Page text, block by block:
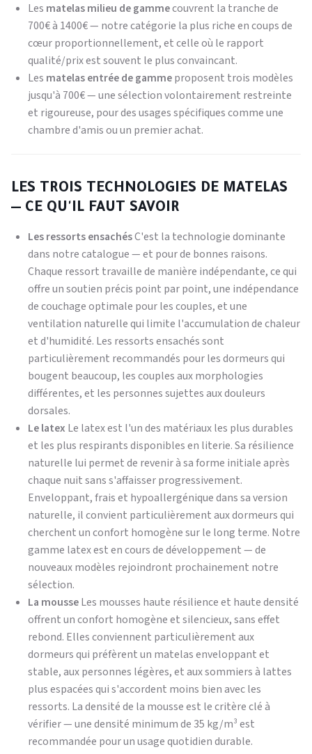
Les matelas milieu de gammecouvrent la tranche de
700€ à 1400€ — notre catégorie la plus riche en coups de
cœur proportionnellement, et celle où le rapport
qualité/prix est souvent le plus convaincant.
Les matelas entrée de gammeproposent trois modèles
jusqu'à 700€ — une sélection volontairement restreinte
et rigoureuse, pour des usages spécifiques comme une
chambre d'amis ou un premier achat.
LES TROIS TECHNOLOGIES DE MATELAS
— CE QU'IL FAUT SAVOIR
Les ressorts ensachésC'est la technologie dominante
dans notre catalogue — et pour de bonnes raisons.
Chaque ressort travaille de manière indépendante, ce qui
offre un soutien précis point par point, une indépendance
de couchage optimale pour les couples, et une
ventilation naturelle qui limite l'accumulation de chaleur
et d'humidité. Les ressorts ensachés sont
particulièrement recommandés pour les dormeurs qui
bougent beaucoup, les couples aux morphologies
différentes, et les personnes sujettes aux douleurs
dorsales.
Le latex Le latex est l'un des matériaux les plus durables
et les plus respirants disponibles en literie. Sa résilience
naturelle lui permet de revenir à sa forme initiale après
chaque nuit sans s'affaisser progressivement.
Enveloppant, frais et hypoallergénique dans sa version
naturelle, il convient particulièrement aux dormeurs qui
cherchent un confort homogène sur le long terme. Notre
gamme latex est en cours de développement — de
nouveaux modèles rejoindront prochainement notre
sélection.
La mousseLes mousses haute résilience et haute densité
offrent un confort homogène et silencieux, sans effet
rebond. Elles conviennent particulièrement aux
dormeurs qui préfèrent un matelas enveloppant et
stable, aux personnes légères, et aux sommiers à lattes
plus espacées qui s'accordent moins bien avec les
ressorts. La densité de la mousse est le critère clé à
vérifier — une densité minimum de 35 kg/m³ est
recommandée pour un usage quotidien durable.